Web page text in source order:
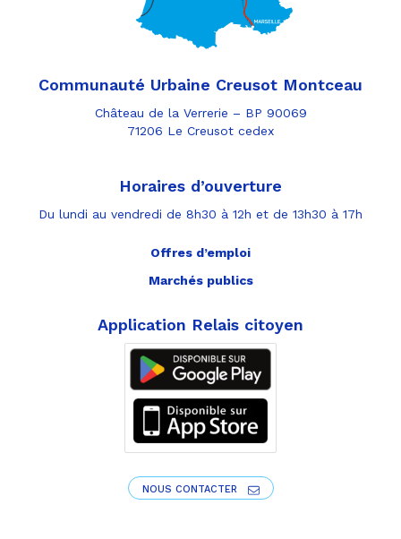
Communauté Urbaine Creusot Montceau
Château de la Verrerie – BP 90069
71206 Le Creusot cedex
Horaires d’ouverture
Du lundi au vendredi de 8h30 à 12h et de 13h30 à 17h
Offres d’emploi
Marchés publics
Application Relais citoyen
NOUS CONTACTER